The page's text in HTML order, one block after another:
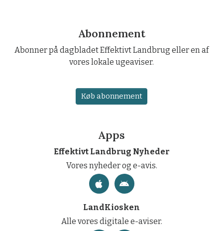
Abonnement
Abonner på dagbladet Effektivt Landbrug eller en af
vores lokale ugeaviser.
Køb abonnement
Apps
Effektivt Landbrug Nyheder
Vores nyheder og e-avis.
LandKiosken
Alle vores digitale e-aviser.